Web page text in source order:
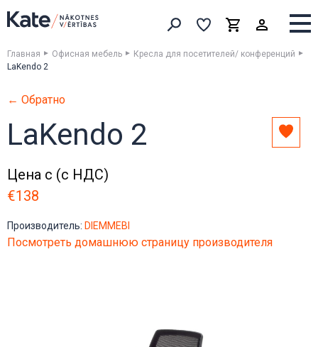
Искать товары
ВыборкаКорзинаВыборка
Главная Офисная мебель
Кресла для посетителей/ конференций
LaKendo 2
← Обратно
LaKendo 2
Цена с (с НДС)
€138
Производитель: DIEMMEBI
Посмотреть домашнюю страницу производителя